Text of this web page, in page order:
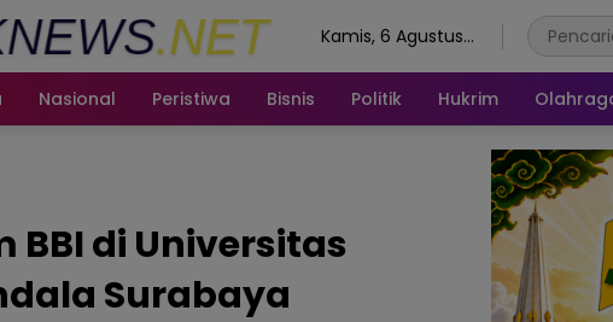
Kamis, 6 Agustus
Nasional Peristiwa Bisnis Politik Hukrim
BBI di Universitas
Surabaya